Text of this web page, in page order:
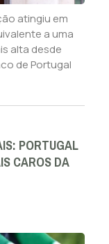
atingiu em
a uma
alta desde
de Portugal
PORTUGAL
CAROS DA